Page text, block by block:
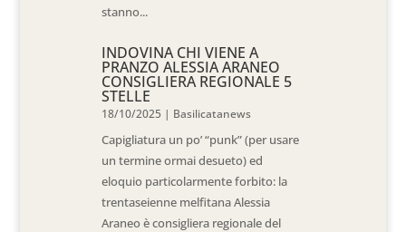
stanno...
INDOVINA CHI VIENE A
PRANZO ALESSIA ARANEO
CONSIGLIERA REGIONALE 5
STELLE
18/10/2025 | Basilicatanews
Capigliatura un po’ “punk” (per usare
un termine ormai desueto) ed
eloquio particolarmente forbito: la
trentaseienne melfitana Alessia
Araneo è consigliera regionale del